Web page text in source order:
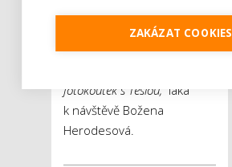
mohou společně s dětmi
navštívit expozici 100 let
fotokoutek s Teslou,“ láká
k návštěvě Božena
Herodesová.
ZAKÁZAT COOKIES